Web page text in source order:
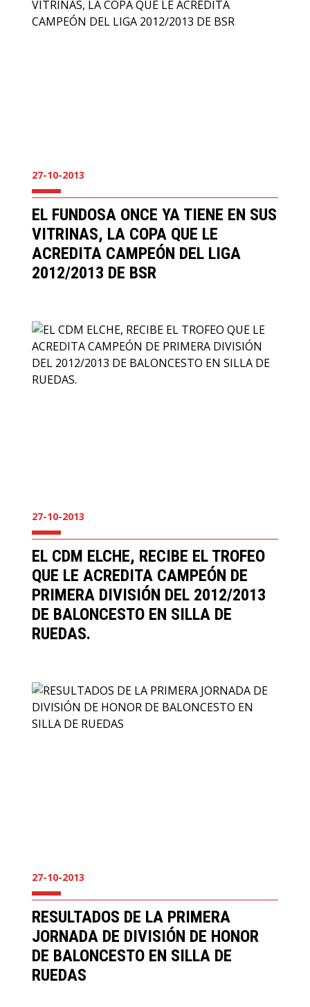
27-10-2013
EL FUNDOSA ONCE YA TIENE EN SUS
VITRINAS, LA COPA QUE LE
ACREDITA CAMPEÓN DEL LIGA
2012/2013 DE BSR
27-10-2013
EL CDM ELCHE, RECIBE EL TROFEO
QUE LE ACREDITA CAMPEÓN DE
PRIMERA DIVISIÓN DEL 2012/2013
DE BALONCESTO EN SILLA DE
RUEDAS.
27-10-2013
RESULTADOS DE LA PRIMERA
JORNADA DE DIVISIÓN DE HONOR
DE BALONCESTO EN SILLA DE
RUEDAS